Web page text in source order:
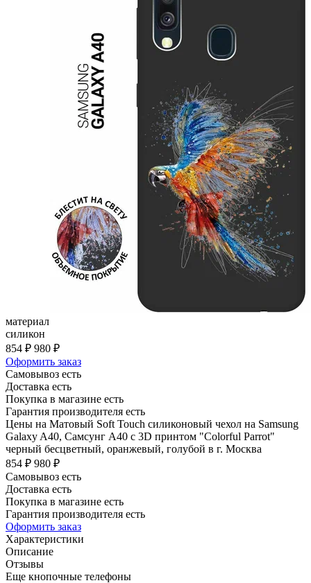
материал
силикон
854 ₽ 980 ₽
Оформить заказ
Самовывоз есть
Доставка есть
Покупка в магазине есть
Гарантия производителя есть
Цены на Матовый Soft Touch силиконовый чехол на Samsung
Galaxy A40, Самсунг А40 с 3D принтом "Colorful Parrot"
черный бесцветный, оранжевый, голубой в г. Москва
854 ₽ 980 ₽
Самовывоз есть
Доставка есть
Покупка в магазине есть
Гарантия производителя есть
Оформить заказ
Характеристики
Описание
Отзывы
Еще кнопочные телефоны